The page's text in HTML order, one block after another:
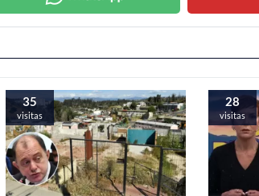
35
visitas
28
visitas